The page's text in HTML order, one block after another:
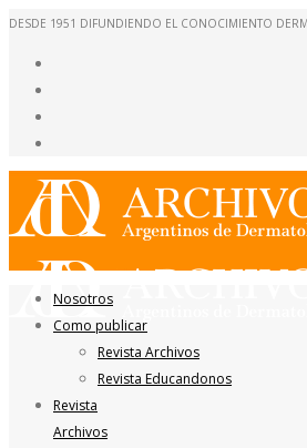
DESDE 1951 DIFUNDIENDO EL CONOCIMIENTO
Nosotros
Como publicar
Revista Archivos
Revista Educandonos
Revista
Archivos